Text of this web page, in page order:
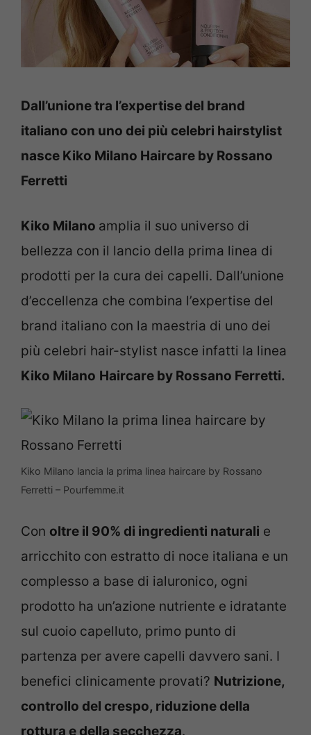
Dall’unione tra l’expertise del brand
italiano con uno dei più celebri hairstylist
nasce Kiko Milano Haircare by Rossano
Ferretti
Kiko Milano amplia il suo universo di
bellezza con il lancio della prima linea di
prodotti per la cura dei capelli. Dall’unione
d’eccellenza che combina l’expertise del
brand italiano con la maestria di uno dei
più celebri hair-stylist nasce infatti la linea
Kiko Milano Haircare by Rossano Ferretti.
Kiko Milano lancia la prima linea haircare by Rossano
Ferretti – Pourfemme.it
Con oltre il 90% di ingredienti naturali e
arricchito con estratto di noce italiana e un
complesso a base di ialuronico, ogni
prodotto ha un’azione nutriente e idratante
sul cuoio capelluto, primo punto di
partenza per avere capelli davvero sani. I
benefici clinicamente provati? Nutrizione,
controllo del crespo, riduzione della
rottura e della secchezza.